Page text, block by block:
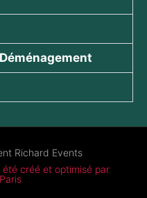
Richard Events
été créé et optimisé par